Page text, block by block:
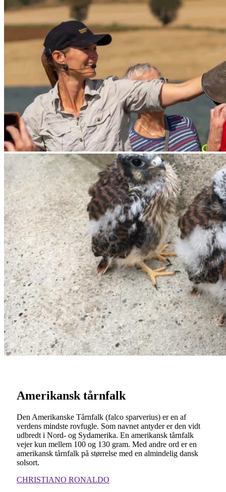
Amerikansk tårnfalk
Den Amerikanske Tårnfalk (falco sparverius) er en af
verdens mindste rovfugle. Som navnet antyder er den vidt
udbredt i Nord- og Sydamerika. En amerikansk tårnfalk
vejer kun mellem 100 og 130 gram. Med andre ord er en
amerikansk tårnfalk på størrelse med en almindelig dansk
solsort.
CHRISTIANO RONALDO